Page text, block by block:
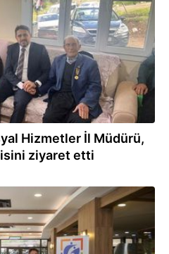
Hizmetler İl Müdürü,
ziyaret etti